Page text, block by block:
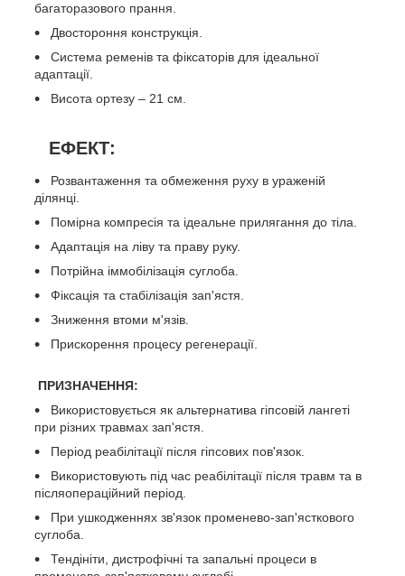
багаторазового прання.
Двостороння конструкція.
Система ременів та фіксаторів для ідеальної
адаптації.
Висота ортезу – 21 см.
ЕФЕКТ:
Розвантаження та обмеження руху в ураженій
ділянці.
Помірна компресія та ідеальне прилягання до тіла.
Адаптація на ліву та праву руку.
Потрійна іммобілізація суглоба.
Фіксація та стабілізація зап'ястя.
Зниження втоми м'язів.
Прискорення процесу регенерації.
ПРИЗНАЧЕННЯ:
Використовується як альтернатива гіпсовій лангеті
при різних травмах зап'ястя.
Період реабілітації після гіпсових пов'язок.
Використовують під час реабілітації після травм та в
післяопераційний період.
При ушкодженнях зв'язок променево-зап'ясткового
суглоба.
Тендініти, дистрофічні та запальні процеси в